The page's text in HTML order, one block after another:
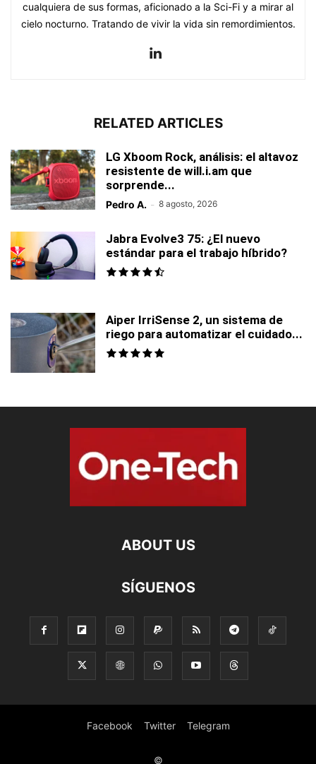
cualquiera de sus formas, aficionado a la Sci-Fi y a mirar al
cielo nocturno. Tratando de vivir la vida sin remordimientos.
RELATED ARTICLES
LG Xboom Rock, análisis: el altavoz
resistente de will.i.am que
sorprende...
Pedro A. - 8 agosto, 2026
Jabra Evolve3 75: ¿El nuevo
estándar para el trabajo híbrido?
Aiper IrriSense 2, un sistema de
riego para automatizar el cuidado...
ABOUT US
SÍGUENOS
Facebook Twitter Telegram
©